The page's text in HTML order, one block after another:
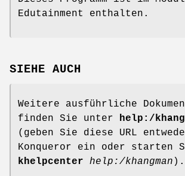
Edutainment enthalten.
SIEHE AUCH
Weitere ausführliche
finden Sie unter
help:/
(geben Sie diese URL
Konqueror ein oder starten
khelpcenter
help:/khangman ).